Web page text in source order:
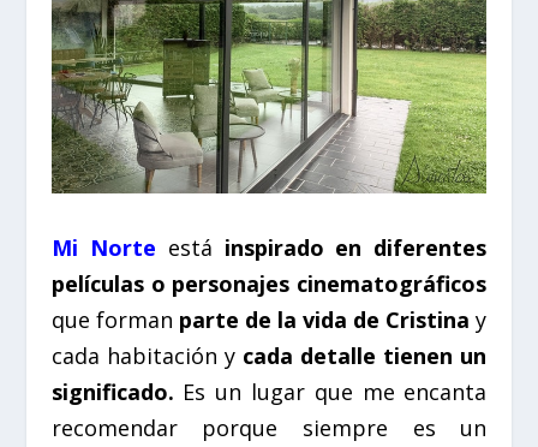
Mi Norte está inspirado en diferentes
películas o personajes cinematográficos
que forman parte de la vida de Cristina y
cada habitación y cada detalle tienen un
significado. Es un lugar que me encanta
recomendar porque siempre es un